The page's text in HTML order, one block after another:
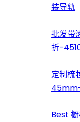
装导轨
批发带
折-
定制梳
Best